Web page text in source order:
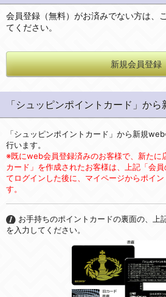
会員登録（無料）がお済みでない方は、
てください。
新規会員登録
「シュッピンポイントカード」か
「シュッピンポイントカード」から新規
行います。
※既にweb会員登録済みのお客様で、新たに
カード」を作成されたお客様は、上記「会
てログインした後に、マイページからポイ
す。
お手持ちのポイントカードの裏面の、上
を入力してください。